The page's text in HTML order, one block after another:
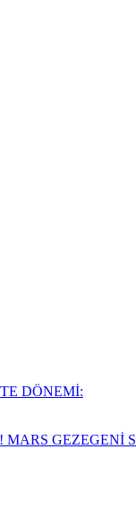
DÖNEMİ:
GEZEGENİ